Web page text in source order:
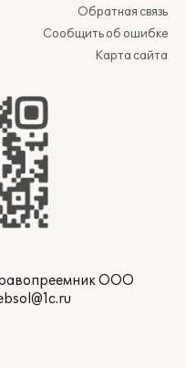
Обратная связь
Сообщить об ошибке
Карта сайта
ООО